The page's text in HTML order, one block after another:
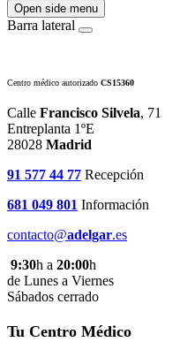
Open side menu
Barra lateral
Centro médico autorizado CS15360
Calle Francisco Silvela, 71
Entreplanta 1ºE
28028 Madrid
91 577 44 77 Recepción
681 049 801 Información
contacto@adelgar.es
9:30h a 20:00h
de Lunes a Viernes
Sábados cerrado
Tu Centro Médico